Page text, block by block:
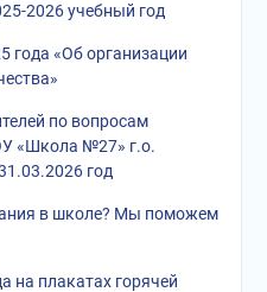
2026 учебный год
года «Об организации
по вопросам
«Школа №27» г.о.
год
в школе? Мы поможем
на плакатах горячей